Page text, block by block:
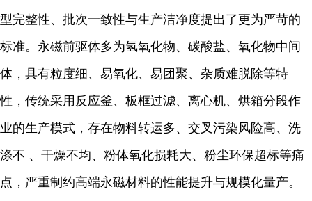
型完整性、批次一致性与生产洁净度提出了更为严苛的
标准。永磁前驱体多为氢氧化物、碳酸盐、氧化物中间
体，具有粒度细、易氧化、易团聚、杂质难脱除等特
性，传统采用反应釜、板框过滤、离心机、烘箱分段作
业的生产模式，存在物料转运多、交叉污染风险高、洗
涤不 、干燥不均、粉体氧化损耗大、粉尘环保超标等痛
点，严重制约高端永磁材料的性能提升与规模化量产。